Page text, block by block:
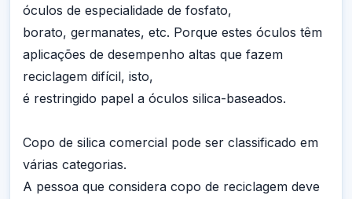
óculos de especialidade de fosfato,
borato, germanates, etc. Porque estes óculos têm
aplicações de desempenho altas que fazem
reciclagem difícil, isto,
é restringido papel a óculos silica-baseados.
Copo de silica comercial pode ser classificado em
várias categorias.
A pessoa que considera copo de reciclagem deve